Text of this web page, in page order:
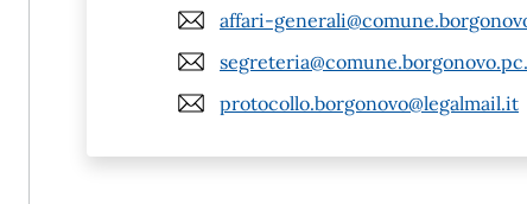
affari-
protocollo.borgonovo@legalmail.it